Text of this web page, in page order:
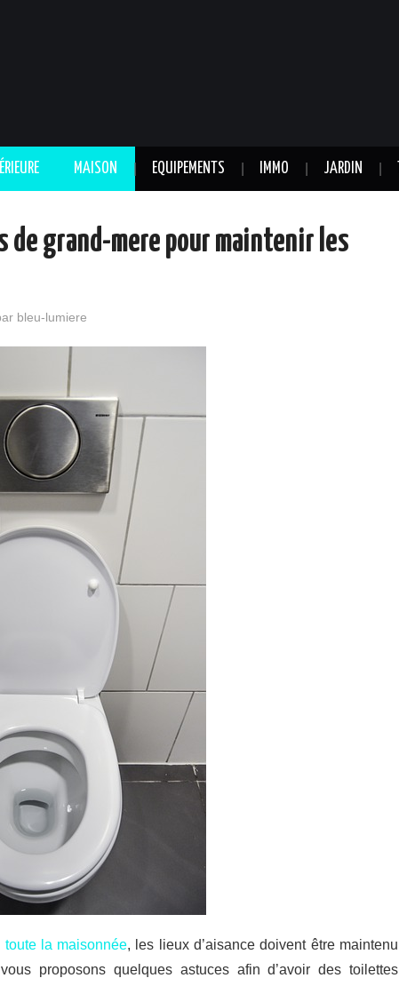
MAISON EQUIPEMENTS IMMO JARDIN
de grand-mere pour maintenir les
bleu-lumiere
toute la maisonnée, les lieux d’aisance doivent être maintenu
proposons quelques astuces afin d’avoir des toilettes